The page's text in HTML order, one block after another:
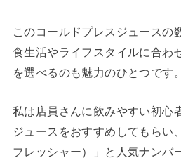
このコールドプレスジュースの
食生活やライフスタイルに合わ
を選べるのも魅力のひとつです。
私は店員さんに飲みやすい初心
ジュースをおすすめしてもらい
フレッシャー）」と人気ナンバ